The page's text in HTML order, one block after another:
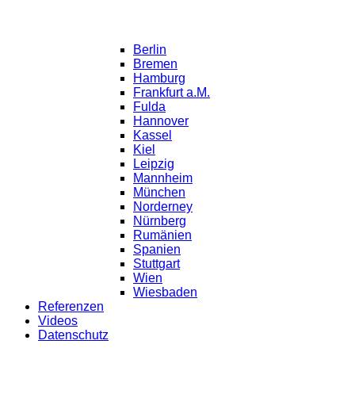
Berlin
Bremen
Hamburg
Frankfurt a.M.
Fulda
Hannover
Kassel
Kiel
Leipzig
Mannheim
München
Norderney
Nürnberg
Rumänien
Spanien
Stuttgart
Wien
Wiesbaden
Referenzen
Videos
Datenschutz